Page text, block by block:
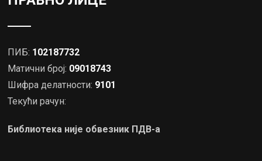
ПИБ: 102187732
Матични број: 09018743
Шифра делатности: 9101
Текући рачун:
Библиотека није обвезник ПДВ-а